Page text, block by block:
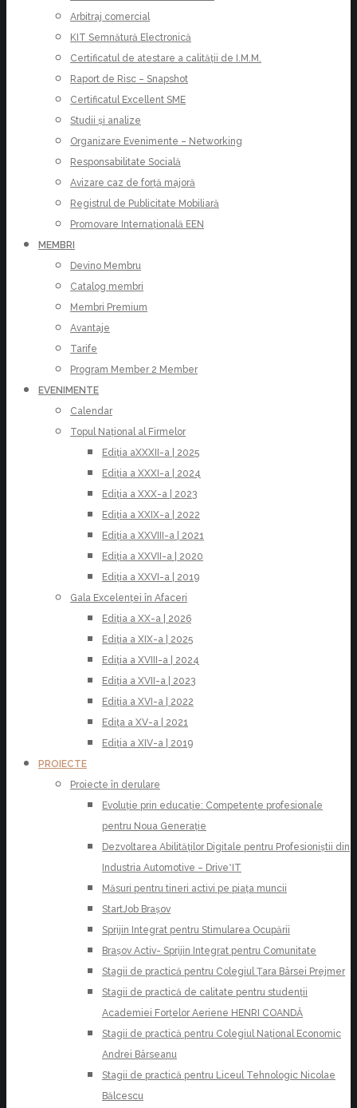
Arbitraj comercial
KIT Semnătură Electronică
Certificatul de atestare a calității de I.M.M.
Raport de Risc – Snapshot
Certificatul Excellent SME
Studii și analize
Organizare Evenimente – Networking
Responsabilitate Socială
Avizare caz de forță majoră
Registrul de Publicitate Mobiliară
Promovare Internațională EEN
MEMBRI
Devino Membru
Catalog membri
Membri Premium
Avantaje
Tarife
Program Member 2 Member
EVENIMENTE
Calendar
Topul Național al Firmelor
Ediția aXXXII-a | 2025
Ediția a XXXI-a | 2024
Ediția a XXX-a | 2023
Ediția a XXIX-a | 2022
Ediția a XXVIII-a | 2021
Ediția a XXVII-a | 2020
Ediția a XXVI-a | 2019
Gala Excelenței în Afaceri
Ediția a XX-a | 2026
Ediția a XIX-a | 2025
Ediția a XVIII-a | 2024
Ediția a XVII-a | 2023
Ediția a XVI-a | 2022
Edița a XV-a | 2021
Ediția a XIV-a | 2019
PROIECTE
Proiecte în derulare
Evoluție prin educație: Competențe profesionale
pentru Noua Generație
Dezvoltarea Abilităților Digitale pentru Profesioniștii din
Industria Automotive – Drive*IT
Măsuri pentru tineri activi pe piața muncii
StartJob Brașov
Sprijin Integrat pentru Stimularea Ocupării
Brașov Activ- Sprijin Integrat pentru Comunitate
Stagii de practică pentru Colegiul Țara Bârsei Prejmer
Stagii de practică de calitate pentru studenții
Academiei Forțelor Aeriene HENRI COANDĂ
Stagii de practică pentru Colegiul Național Economic
Andrei Bârseanu
Stagii de practică pentru Liceul Tehnologic Nicolae
Bălcescu